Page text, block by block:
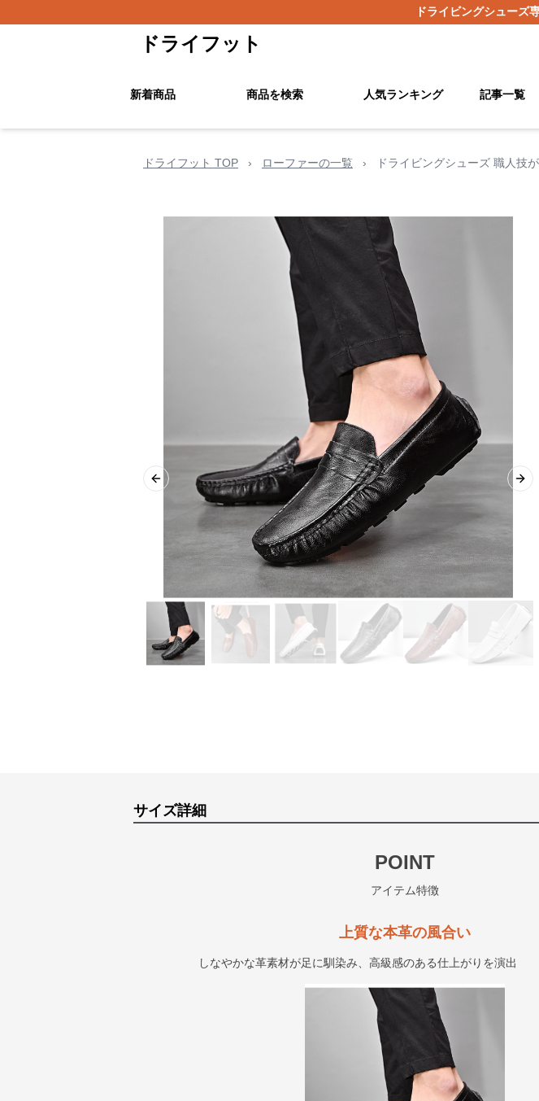
ドライビングシューズ
ドライフット
新着商品 商品を検索 人気ランキング 記事一覧
ドライフット TOP › ローファーの一覧 › ドライビングシューズ 職人技
Previous slide
サイズ詳細
POINT
アイテム特徴
上質な本革の風合い
しなやかな革素材が足に馴染み、高級感のある仕上がりを演出